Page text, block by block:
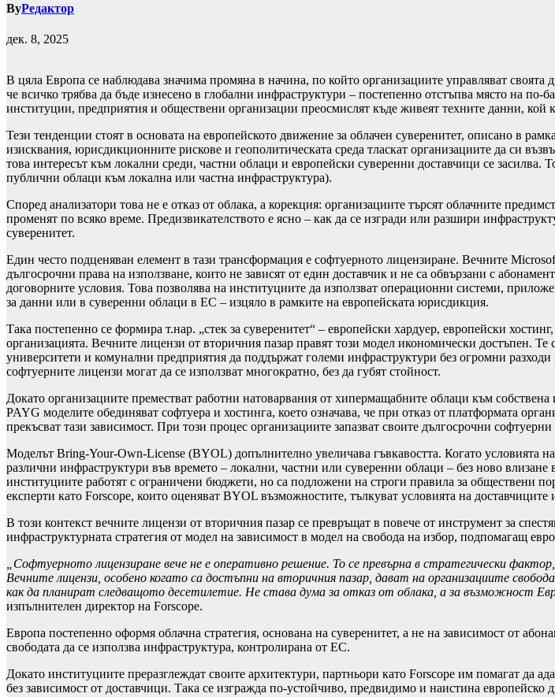
ByРедактор
дек. 8, 2025
В цяла Европа се наблюдава значима промяна в начина, по който организациите управляват
че всичко трябва да бъде изнесено в глобални инфраструктури – постепенно отстъпва място на
институции, предприятия и обществени организации преосмислят къде живеят техните данни, кой
Тези тенденции стоят в основата на европейското движение за облачен суверенитет, описано в
изисквания, юрисдикционните рискове и геополитическата среда тласкат организациите да си
това интересът към локални среди, частни облаци и европейски суверенни доставчици се
публични облаци към локална или частна инфраструктура).
Според анализатори това не е отказ от облака, а корекция: организациите търсят облачните
променят по всяко време. Предизвикателството е ясно – как да се изгради или разшири
суверенитет.
Един често подценяван елемент в тази трансформация е софтуерното лицензиране. Вечните
дългосрочни права на използване, които не зависят от един доставчик и не са обвързани с
договорните условия. Това позволява на институциите да използват операционни системи,
за данни или в суверенни облаци в ЕС – изцяло в рамките на европейската юрисдикция.
Така постепенно се формира т.нар. „стек за суверенитет“ – европейски хардуер, европейски
организацията. Вечните лицензи от вторичния пазар правят този модел икономически достъпен.
университети и комунални предприятия да поддържат големи инфраструктури без огромни
софтуерните лицензи могат да се използват многократно, без да губят стойност.
Докато организациите преместват работни натоварвания от хипермащабните облаци към
PAYG моделите обединяват софтуера и хостинга, което означава, че при отказ от платформата
прекъсват тази зависимост. При този процес организациите запазват своите дългосрочни
Моделът Bring-Your-Own-License (BYOL) допълнително увеличава гъвкавостта. Когато условията
различни инфраструктури във времето – локални, частни или суверенни облаци – без ново
институциите работят с ограничени бюджети, но са подложени на строги правила за обществени
експерти като Forscope, които оценяват BYOL възможностите, тълкуват условията на доставчиците
В този контекст вечните лицензи от вторичния пазар се превръщат в повече от инструмент за
инфраструктурната стратегия от модел на зависимост в модел на свобода на избор, подпомагащ
„Софтуерното лицензиране вече не е оперативно решение. То се превърна в стратегически
Вечните лицензи, особено когато са достъпни на вторичния пазар, дават на организациите
как да планират следващото десетилетие. Не става дума за отказ от облака, а за възможност
изпълнителен директор на Forscope.
Европа постепенно оформя облачна стратегия, основана на суверенитет, а не на зависимост от
свободата да се използва инфраструктура, контролирана от ЕС.
Докато институциите преразглеждат своите архитектури, партньори като Forscope им помагат да
без зависимост от доставчици. Така се изгражда по-устойчиво, предвидимо и наистина европейско